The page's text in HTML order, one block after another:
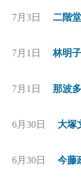
7月3日 二階
7月1日 林明子
7月1日 那波
6月30日 大塚
6月30日 今藤